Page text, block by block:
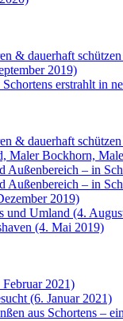
& dauerhaft
2019)
erstrahlt in
& dauerhaft
Maler Bockhorn,
– in
– in
2019)
und Umland (4.
(4. Mai 2019)
2021)
(6. Januar 2021)
aus Schortens –